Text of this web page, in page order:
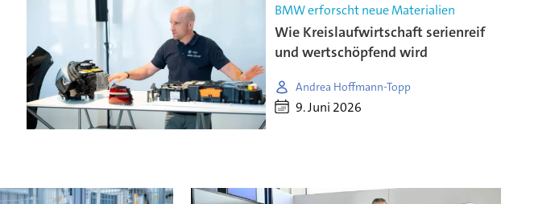
BMW erforscht neue Materialien
Wie Kreislaufwirtschaft serienreif
und wertschöpfend wird
Andrea Hoffmann-Topp
9. Juni 2026